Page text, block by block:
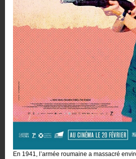
En 1941, l’armée roumaine a massacré